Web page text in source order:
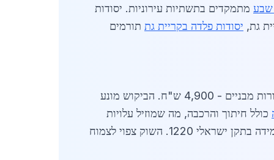
שבע מתמקדים בתשתיות עירוניות. יסודות
גת, יסודות פלדה בקריית גת תורמים
באפריל 2026, מחיר יסודות פלדה בדימונה: פרופיל HEA - 6,100 ש"ח לטון, פרופיל IPE - 5,800 ש"ח, צינורות מבניים - 4,900 ש"ח. הביקוש מונע
כולל חיתוך והרכבה, מה שמוזיל עלויות
ב-10%. יסודות פלדה בדימונה רשמו עלייה של 12% במכירות לפרויקטי מגורים, עם דגש על בתים פרטיים ועמידה בתקן ישראלי 1220. השוק צפוי לצמוח